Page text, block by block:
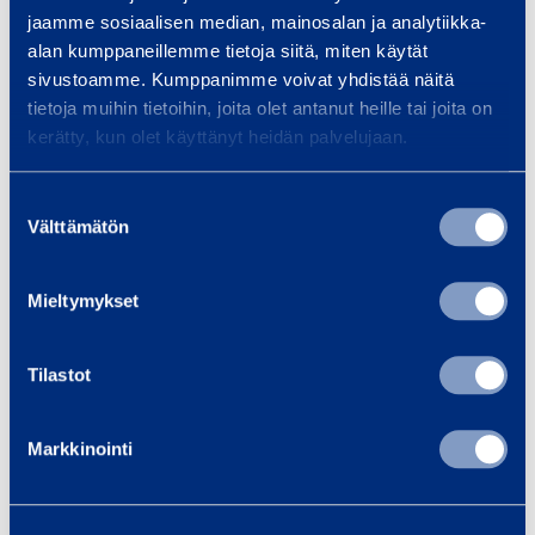
jaamme sosiaalisen median, mainosalan ja analytiikka-
alan kumppaneillemme tietoja siitä, miten käytät
sivustoamme. Kumppanimme voivat yhdistää näitä
tietoja muihin tietoihin, joita olet antanut heille tai joita on
kerätty, kun olet käyttänyt heidän palvelujaan.
valinta
Välttämätön
Mieltymykset
Tilastot
Markkinointi
l
a
k
e
Salkkualakeskus 16A
PCE 9004004E
4,13 € / päivä (alv 0 %)
SRS